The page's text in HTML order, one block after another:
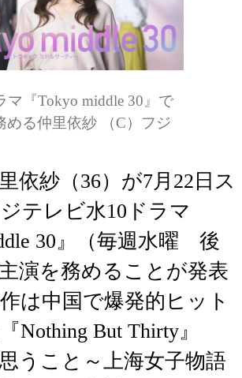
マ『Tokyo middle 30』で
める仲里依紗 （C）フジ
依紗（36）が7月22日ス
テレビ水10ドラマ
30』（毎週水曜 後
演を務めることが発表
は中国で爆発的ヒット
Nothing But Thirty』
思うこと～上海女子物語